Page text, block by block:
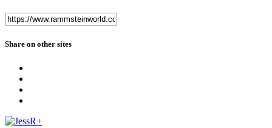
Share on other sites